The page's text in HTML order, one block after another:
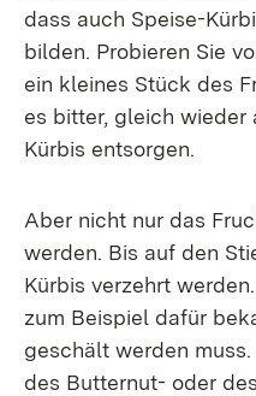
dass auch Speise-
bilden. Probieren Sie
ein kleines Stück des
es bitter, gleich wieder
Kürbis entsorgen.
Aber nicht nur das
werden. Bis auf den
Kürbis verzehrt
zum Beispiel dafür
geschält werden
des Butternut- oder